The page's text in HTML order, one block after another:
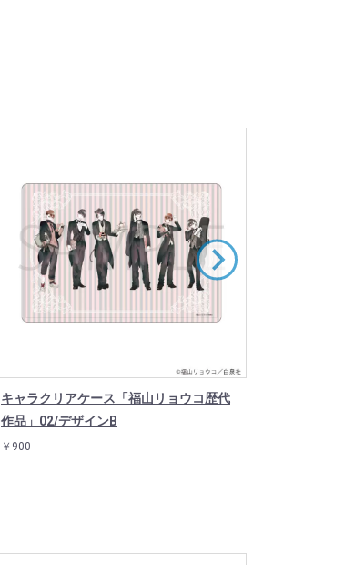
キャラクリアケース「福山リョウコ歴代
作品」02/デザインB
￥900